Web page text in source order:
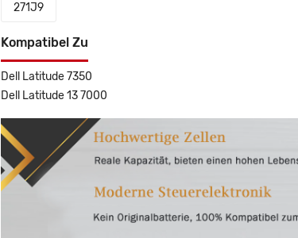
271J9
Kompatibel Zu
Dell Latitude 7350
Dell Latitude 13 7000